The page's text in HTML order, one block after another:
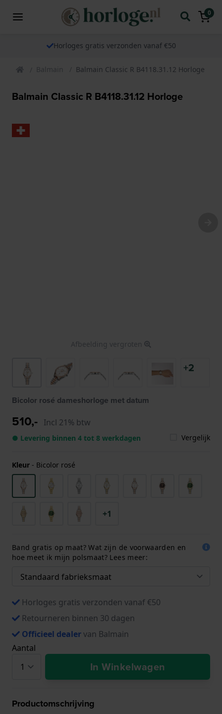
0
Horloges gratis verzonden vanaf €50
Balmain Balmain Classic R B4118.31.12 Horloge
Balmain Classic R B4118.31.12 Horloge
Afbeelding vergroten
+2
Bicolor rosé dameshorloge met datum
510,- Incl 21% btw
● Levering binnen 4 tot 8 werkdagen Vergelijk
Kleur - Bicolor rosé
+1
Band gratis op maat? Wat zijn de voorwaarden en
hoe meet ik mijn polsmaat? Lees meer:
Horloges gratis verzonden vanaf €50
Retourneren binnen 30 dagen
Officieel dealervan Balmain
Aantal
In Winkelwagen
Productomschrijving